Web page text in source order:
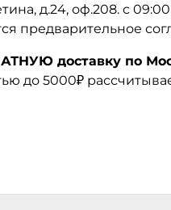
д.24, оф.208. с
предварительное
доставку по
до 5000₽